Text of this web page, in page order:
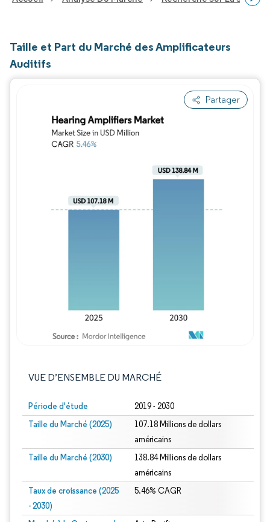
Taille et Part du Marché des Amplificateurs
Auditifs
Partager
VUE D’ENSEMBLE DU MARCHÉ
Période d'étude 2019 - 2030
Taille du Marché (2025)
107.18 Millions de dollars
américains
Taille du Marché (2030)
138.84 Millions de dollars
américains
Taux de croissance (2025
- 2030)
5.46% CAGR